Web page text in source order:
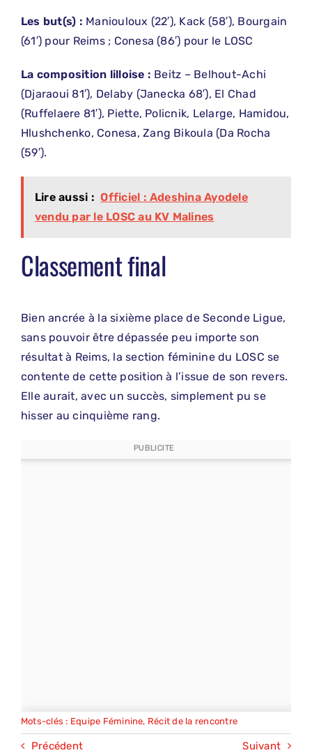
Les but(s) : Maniouloux (22′), Kack (58′), Bourgain
(61′) pour Reims ; Conesa (86′) pour le LOSC
La composition lilloise : Beitz – Belhout-Achi
(Djaraoui 81′), Delaby (Janecka 68′), El Chad
(Ruffelaere 81′), Piette, Policnik, Lelarge, Hamidou,
Hlushchenko, Conesa, Zang Bikoula (Da Rocha
(59′).
Lire aussi : Officiel : Adeshina Ayodele
vendu par le LOSC au KV Malines
Classement final
Bien ancrée à la sixième place de Seconde Ligue,
sans pouvoir être dépassée peu importe son
résultat à Reims, la section féminine du LOSC se
contente de cette position à l’issue de son revers.
Elle aurait, avec un succès, simplement pu se
hisser au cinquième rang.
PUBLICITE
Mots-clés : Equipe Féminine, Récit de la rencontre
Précédent Suivant